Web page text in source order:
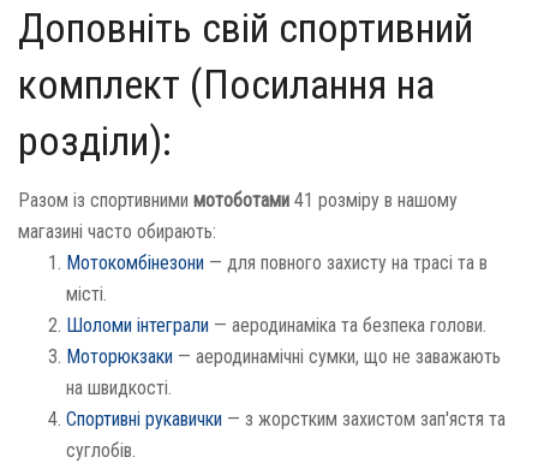
Доповніть свій спортивний
комплект (Посилання на
розділи):
Разом із спортивними мотоботами 41 розміру в нашому
магазині часто обирають:
Мотокомбінезони — для повного захисту на трасі та в
місті.
Шоломи інтеграли — аеродинаміка та безпека голови.
Моторюкзаки — аеродинамічні сумки, що не заважають
на швидкості.
Спортивні рукавички — з жорстким захистом зап'ястя та
суглобів.